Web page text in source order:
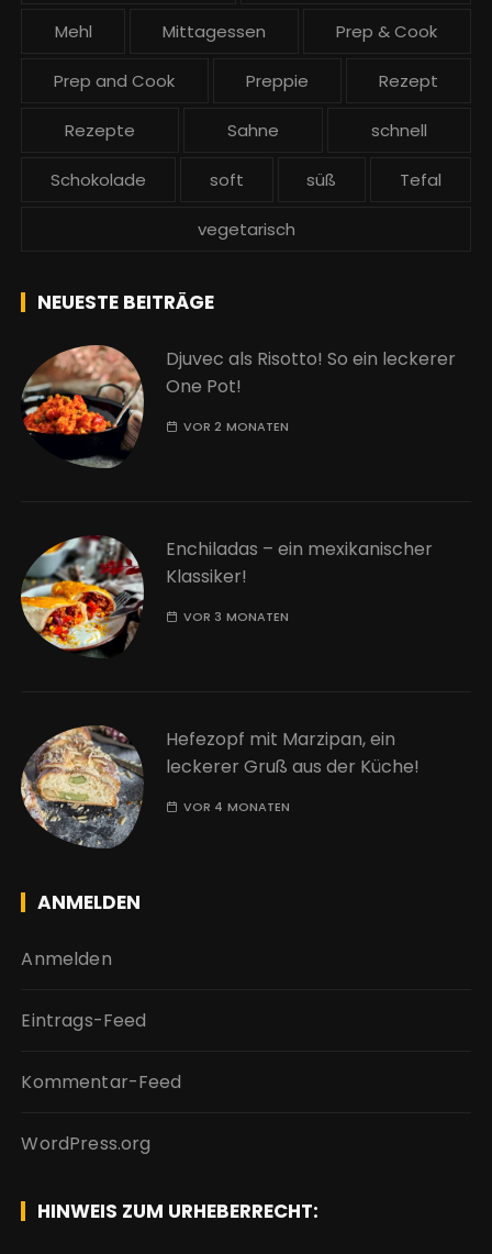
Mehl Mittagessen Prep & Cook
Prep and Cook Preppie Rezept
Rezepte Sahne schnell
Schokolade soft süß Tefal
vegetarisch
NEUESTE BEITRÄGE
Djuvec als Risotto! So ein leckerer
One Pot!
VOR 2 MONATEN
Enchiladas – ein mexikanischer
Klassiker!
VOR 3 MONATEN
Hefezopf mit Marzipan, ein
leckerer Gruß aus der Küche!
VOR 4 MONATEN
ANMELDEN
Anmelden
Eintrags-Feed
Kommentar-Feed
WordPress.org
HINWEIS ZUM URHEBERRECHT: